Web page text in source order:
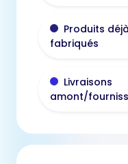
Produits déjà
fabriqués
Livraisons
amont/